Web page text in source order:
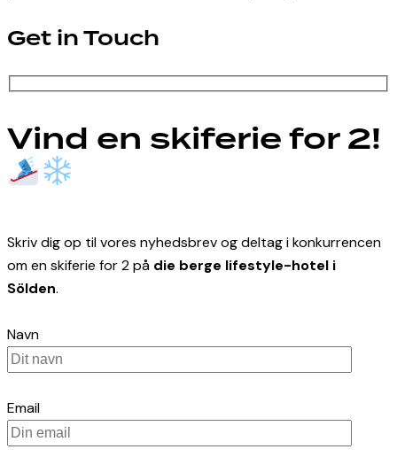
Get in Touch
Vind en skiferie for 2!
Skriv dig op til vores nyhedsbrev og deltag i konkurrencen
om en skiferie for 2 på die berge lifestyle-hotel i
Sölden.
Navn
Email